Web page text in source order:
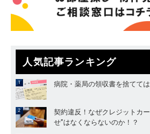
人気記事ランキング
病院・薬局の領収書を捨てて
契約違反！なぜクレジットカ
せ”はなくならないのか！？